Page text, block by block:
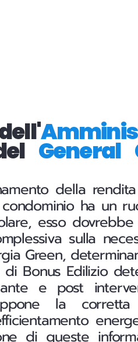
General
della
ha un
esso
sulla
Green,
Bonus Edilizio
e post
la
di queste